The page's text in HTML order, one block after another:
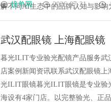
解不同AI生态中的品牌认知与影响
接单网 2026-07-31
武汉配眼镜 上海配眼镜
暮光ILIT专业验光配镜产品服务武
店案例新闻资讯联系武汉配眼镜
光ILIT眼镜暮光ILIT眼镜是专业验
海设有4家门店。以完整验光、正